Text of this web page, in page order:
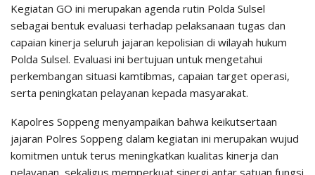
Kegiatan GO ini merupakan agenda rutin Polda Sulsel
sebagai bentuk evaluasi terhadap pelaksanaan tugas dan
capaian kinerja seluruh jajaran kepolisian di wilayah hukum
Polda Sulsel. Evaluasi ini bertujuan untuk mengetahui
perkembangan situasi kamtibmas, capaian target operasi,
serta peningkatan pelayanan kepada masyarakat.
Kapolres Soppeng menyampaikan bahwa keikutsertaan
jajaran Polres Soppeng dalam kegiatan ini merupakan wujud
komitmen untuk terus meningkatkan kualitas kinerja dan
pelayanan, sekaligus memperkuat sinergi antar satuan fungsi